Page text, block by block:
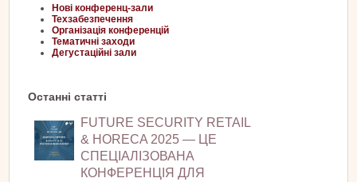
Нові конференц-зали
Техзабезпечення
Організація конференцій
Тематичні заходи
Дегустаційні зали
Останні статті
FUTURE SECURITY RETAIL
& HORECA 2025 — ЦЕ
СПЕЦІАЛІЗОВАНА
КОНФЕРЕНЦІЯ ДЛЯ